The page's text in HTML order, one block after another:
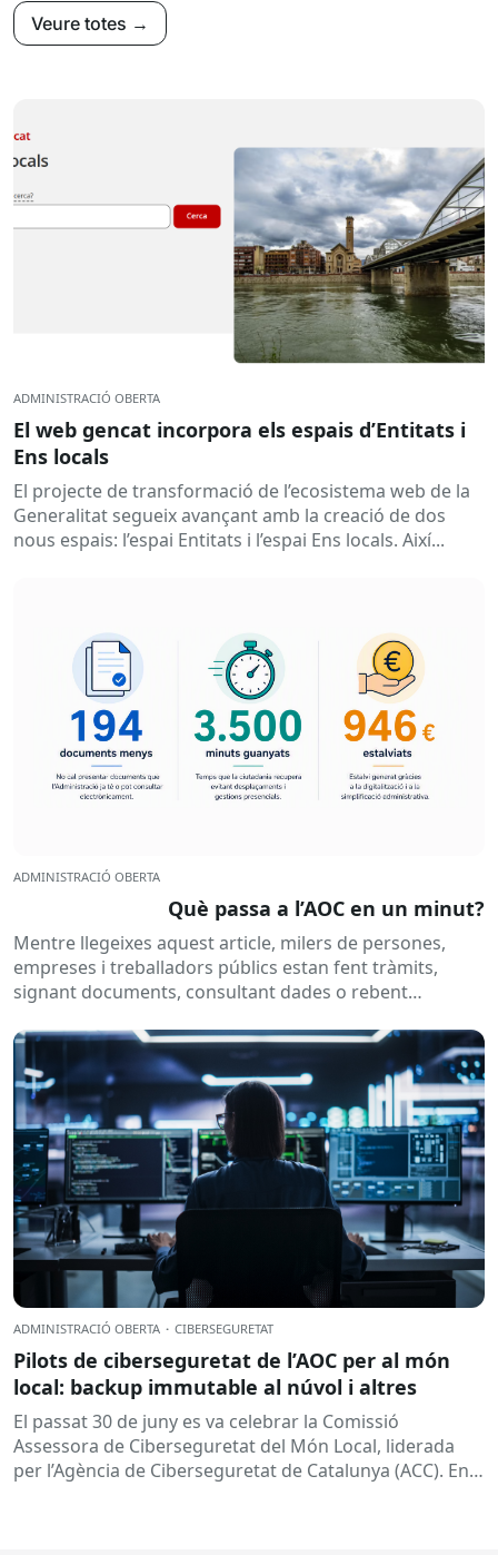
Veure totes →
ADMINISTRACIÓ OBERTA
El web gencat incorpora els espais d’Entitats i
Ens locals
El projecte de transformació de l’ecosistema web de la
Generalitat segueix avançant amb la creació de dos
nous espais: l’espai Entitats i l’espai Ens locals. Així...
ADMINISTRACIÓ OBERTA
Què passa a l’AOC en un minut?
Mentre llegeixes aquest article, milers de persones,
empreses i treballadors públics estan fent tràmits,
signant documents, consultant dades o rebent
habitualment...
ADMINISTRACIÓ OBERTA · CIBERSEGURETAT
Pilots de ciberseguretat de l’AOC per al món
local: backup immutable al núvol i altres
El passat 30 de juny es va celebrar la Comissió
Assessora de Ciberseguretat del Món Local, liderada
per l’Agència de Ciberseguretat de Catalunya (ACC). En